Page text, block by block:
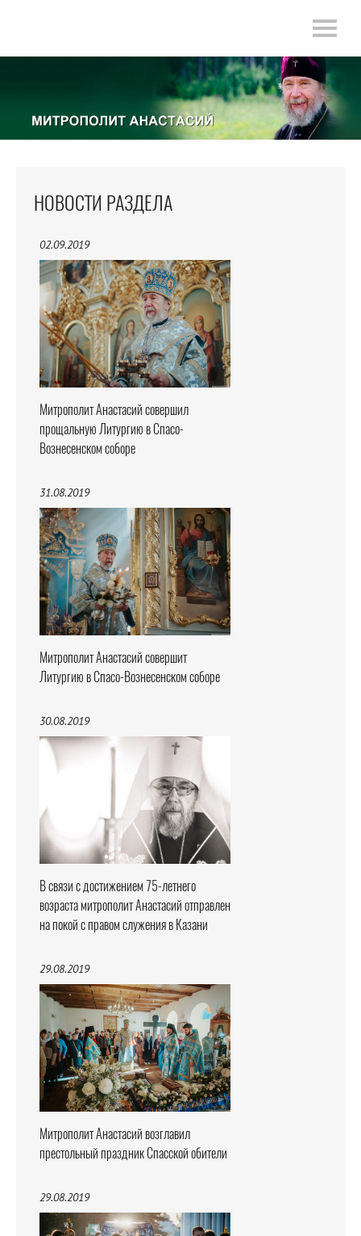
НОВОСТИ РАЗДЕЛА
02.09.2019
Митрополит Анастасий совершил
прощальную Литургию в Спасо-
Вознесенском соборе
31.08.2019
Митрополит Анастасий совершит
Литургию в Спасо-Вознесенском соборе
30.08.2019
В связи с достижением 75-летнего
возраста митрополит Анастасий отправлен
на покой с правом служения в Казани
29.08.2019
Митрополит Анастасий возглавил
престольный праздник Спасской обители
29.08.2019